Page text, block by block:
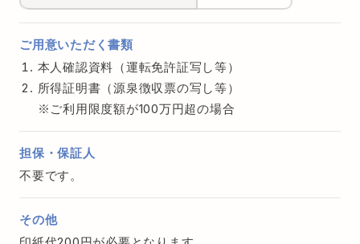
ご用意いただく書類
本人確認資料（運転免許証写し等）
所得証明書（源泉徴収票の写し等）
ご利用限度額が100万円超の場合
担保・保証人
不要です。
その他